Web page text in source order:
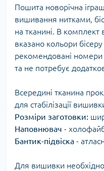
Пошита новорічна
вишивання нитками,
на тканині. В комплект
вказано кольори бісеру
рекомендовані номери
та не потребує
Всередині тканина
для стабілізації
Розміри заготовки:
Наповнювач -
Бантик-підвіска -
Для вишивки необхідно